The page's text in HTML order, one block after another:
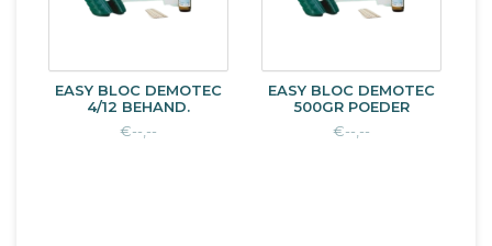
EASY BLOC DEMOTEC
4/12 BEHAND.
€--,--
EASY BLOC DEMOTEC
500GR POEDER
€--,--